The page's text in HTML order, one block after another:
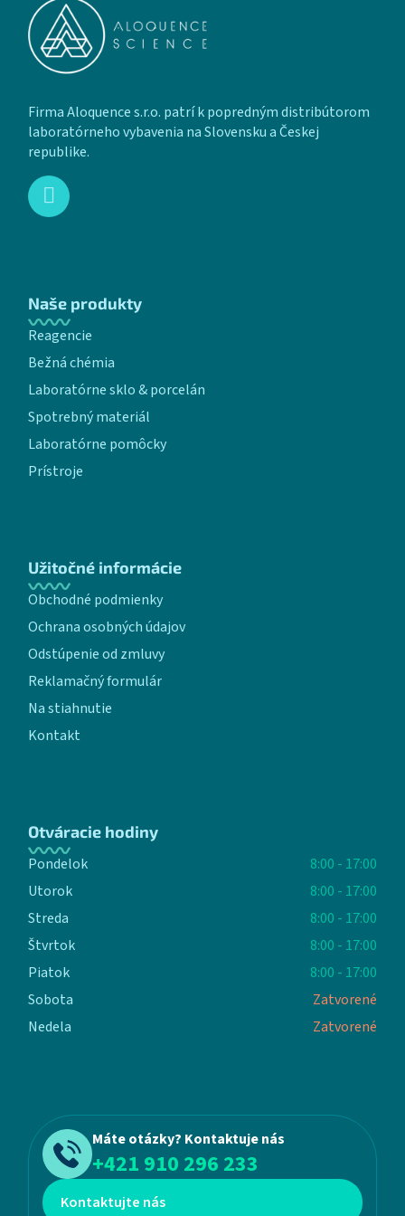
Firma Aloquence s.r.o. patrí k popredným distribútorom
laboratórneho vybavenia na Slovensku a Českej
republike.
Naše produkty
Reagencie
Bežná chémia
Laboratórne sklo & porcelán
Spotrebný materiál
Laboratórne pomôcky
Prístroje
Užitočné informácie
Obchodné podmienky
Ochrana osobných údajov
Odstúpenie od zmluvy
Reklamačný formulár
Na stiahnutie
Kontakt
Otváracie hodiny
Pondelok
8:00 - 17:00
Utorok
8:00 - 17:00
Streda
8:00 - 17:00
Štvrtok
8:00 - 17:00
Piatok
8:00 - 17:00
Sobota
Zatvorené
Nedela
Zatvorené
Máte otázky? Kontaktuje nás
+421 910 296 233
Kontaktujte nás